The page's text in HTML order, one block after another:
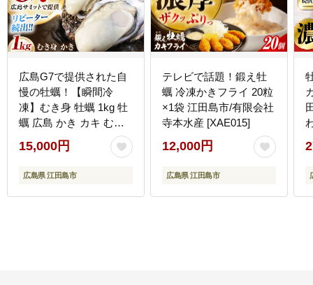
広島G7で提供された自
慢の牡蠣！【瞬間冷
凍】むき身 牡蠣 1kg 牡
蠣 広島 かき カキ むき
身 旬 江田島市/マルサ・
やながわ水産有限会社
[XBL007] 牡蠣
15,000円
広島県 江田島市
テレビで話題！鍛え牡
蠣 冷凍かきフライ 20粒
×1袋 江田島市/有限会社
寺本水産 [XAE015]
12,000円
広島県 江田島市